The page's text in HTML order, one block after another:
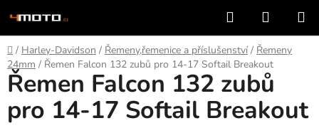
na
obsah
Hledat
KOŠÍK
Domů
/ Harley-Davidson / Řemeny,řemenice a příslušenství / Řemeny
24mm / Řemen Falcon 132 zubů pro 14-17 Softail Breakout
Řemen Falcon 132 zubů
pro 14-17 Softail Breakout